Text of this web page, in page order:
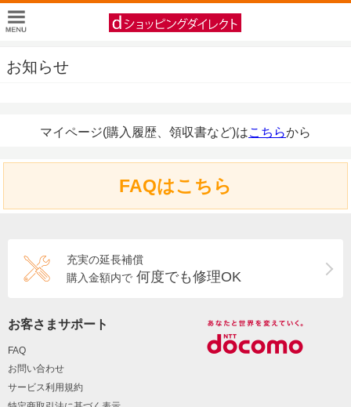
お知らせ
マイページ(購入履歴、領収書など)はこちらから
FAQはこちら
充実の延長補償
購入金額内で 何度でも修理OK
お客さまサポート
FAQ
お問い合わせ
サービス利用規約